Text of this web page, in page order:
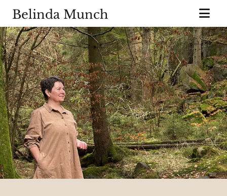
Belinda Munch